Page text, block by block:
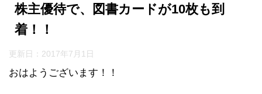
株主優待で、図書カードが10枚も到
着！！
更新日： 2017年7月1日
おはようございます！！